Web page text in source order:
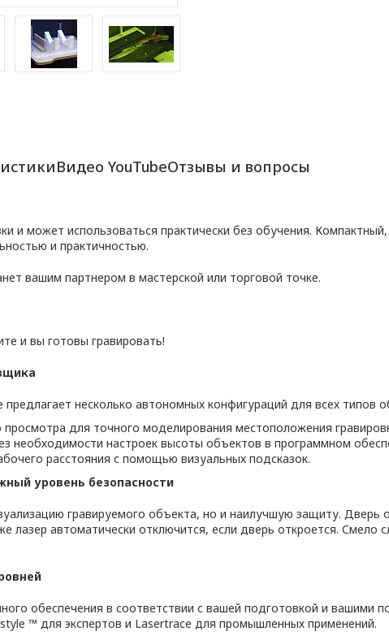
Видео YouTubeОтзывы и вопросы
и может использоваться практически без обучения.
и практичностью.
вашим партнером в мастерской или торговой точке.
и вы готовы гравировать!
предлагает несколько автономных конфигураций для всех типов
для точного моделирования местоположения
необходимости настроек высоты объектов в программном
расстояния с помощью визуальных подсказок.
уровень безопасности
гравируемого объекта, но и наилучшую защиту. Дверь
автоматически отключится, если дверь откроется. Смело
обеспечения в соответствии с вашей подготовкой и вашими
™ для экспертов и Lasertrace для промышленных применений.